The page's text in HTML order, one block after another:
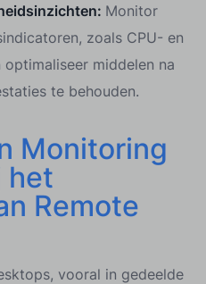
Monitor
zoals CPU- en
optimaliseer middelen na
te behouden.
Monitoring
het
Remote
vooral in gedeelde